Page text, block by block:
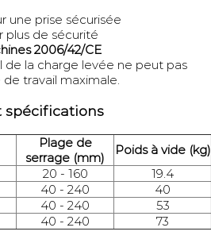
une prise sécurisée
plus de sécurité
2006/42/CE
de la charge levée ne peut pas
travail maximale.
spécifications
Plage de
serrage (mm)
Poids à vide (kg)
20 - 160
19.4
40 - 240
40
40 - 240
53
40 - 240 73